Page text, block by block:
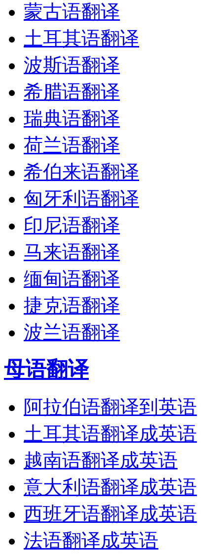
蒙古语翻译
土耳其语翻译
波斯语翻译
希腊语翻译
瑞典语翻译
荷兰语翻译
希伯来语翻译
匈牙利语翻译
印尼语翻译
马来语翻译
缅甸语翻译
捷克语翻译
波兰语翻译
母语翻译
阿拉伯语翻译到英语
土耳其语翻译成英语
越南语翻译成英语
意大利语翻译成英语
西班牙语翻译成英语
法语翻译成英语